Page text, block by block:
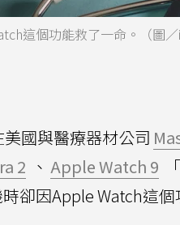
這個功能救了一命。（圖／
美國與醫療器材公司
2 、 Apple Watch 9 「
卻因Apple Watch這個